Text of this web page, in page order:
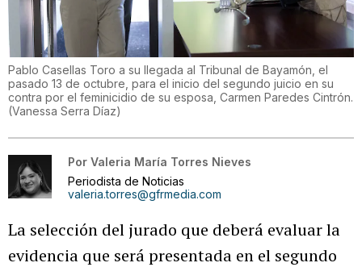
Pablo Casellas Toro a su llegada al Tribunal de Bayamón, el
pasado 13 de octubre, para el inicio del segundo juicio en su
contra por el feminicidio de su esposa, Carmen Paredes Cintrón.
(Vanessa Serra Díaz)
Por Valeria María Torres Nieves
Periodista de Noticias
valeria.torres@gfrmedia.com
La selección del jurado que deberá evaluar la
evidencia que será presentada en el segundo